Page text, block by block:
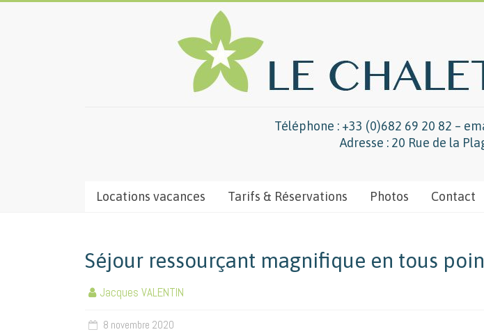
Téléphone : +33 (0)682 69 20 82 –
Adresse : 20 Rue de la
Locations vacances Tarifs & Réservations Photos Contact
Séjour ressourçant magnifique en tous
Jacques VALENTIN
8 novembre 2020